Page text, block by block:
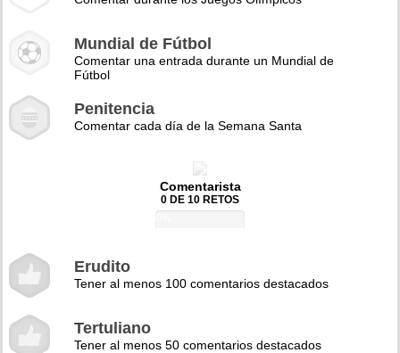
Mundial de Fútbol
Comentar una entrada durante un Mundial de
Fútbol
Penitencia
Comentar cada día de la Semana Santa
Comentarista
0 DE 10 RETOS
Erudito
Tener al menos 100 comentarios destacados
Tertuliano
Tener al menos 50 comentarios destacados